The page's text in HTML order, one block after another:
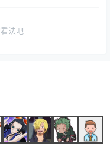
法吧